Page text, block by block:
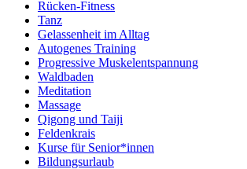
Rücken-Fitness
Tanz
Gelassenheit im Alltag
Autogenes Training
Progressive Muskelentspannung
Waldbaden
Meditation
Massage
Qigong und Taiji
Feldenkrais
Kurse für Senior*innen
Bildungsurlaub